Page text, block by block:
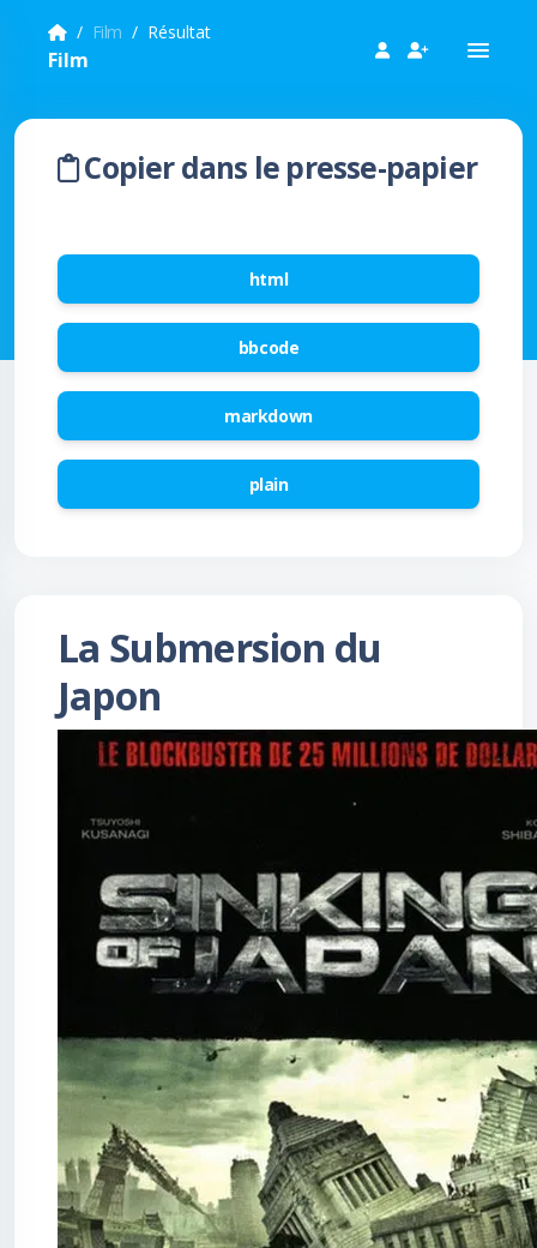
Film Résultat
Film
Copier dans le presse-papier
html
bbcode
markdown
plain
La Submersion du
Japon